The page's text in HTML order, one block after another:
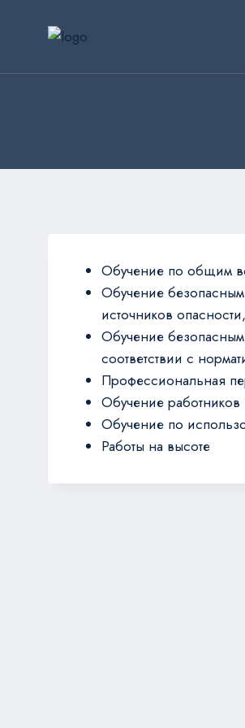
Обучение по общим
Обучение
источников
Обучение
соответствии с
Профессиональная
Обучение
Обучение по
Работы на высоте